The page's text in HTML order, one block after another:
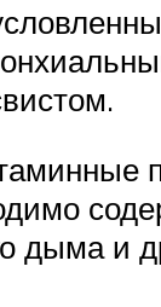
дыма и